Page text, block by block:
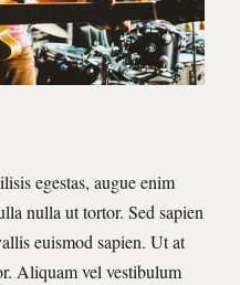
egestas, augue enim
nulla ut tortor. Sed sapien
euismod sapien. Ut at
Aliquam vel vestibulum